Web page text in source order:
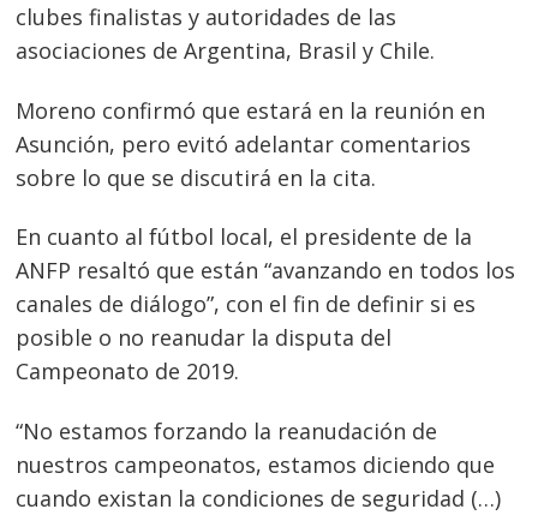
clubes finalistas y autoridades de las
asociaciones de Argentina, Brasil y Chile.
Moreno confirmó que estará en la reunión en
Asunción, pero evitó adelantar comentarios
sobre lo que se discutirá en la cita.
En cuanto al fútbol local, el presidente de la
ANFP resaltó que están “avanzando en todos los
canales de diálogo”, con el fin de definir si es
posible o no reanudar la disputa del
Campeonato de 2019.
“No estamos forzando la reanudación de
nuestros campeonatos, estamos diciendo que
cuando existan la condiciones de seguridad (…)
Navegación
de
entradas